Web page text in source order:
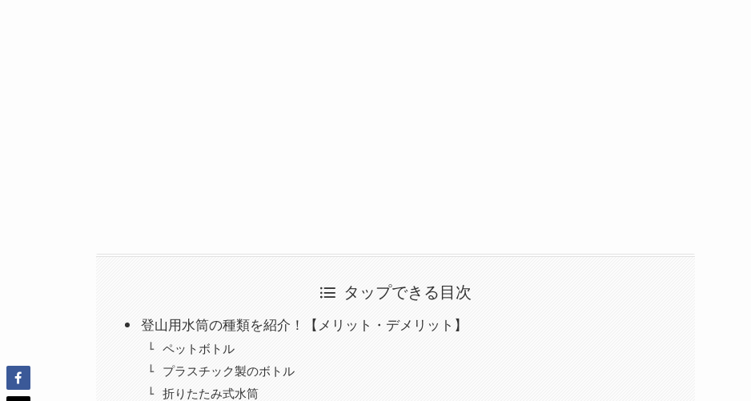
タップできる目次
登山用水筒の種類を紹介！【メリット・デメリット】
ペットボトル
プラスチック製のボトル
折りたたみ式水筒